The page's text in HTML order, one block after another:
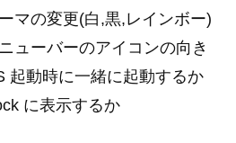
マの変更(白,黒,レインボー)
ューバーのアイコンの向き
起動時に一緒に起動するか
に表示するか